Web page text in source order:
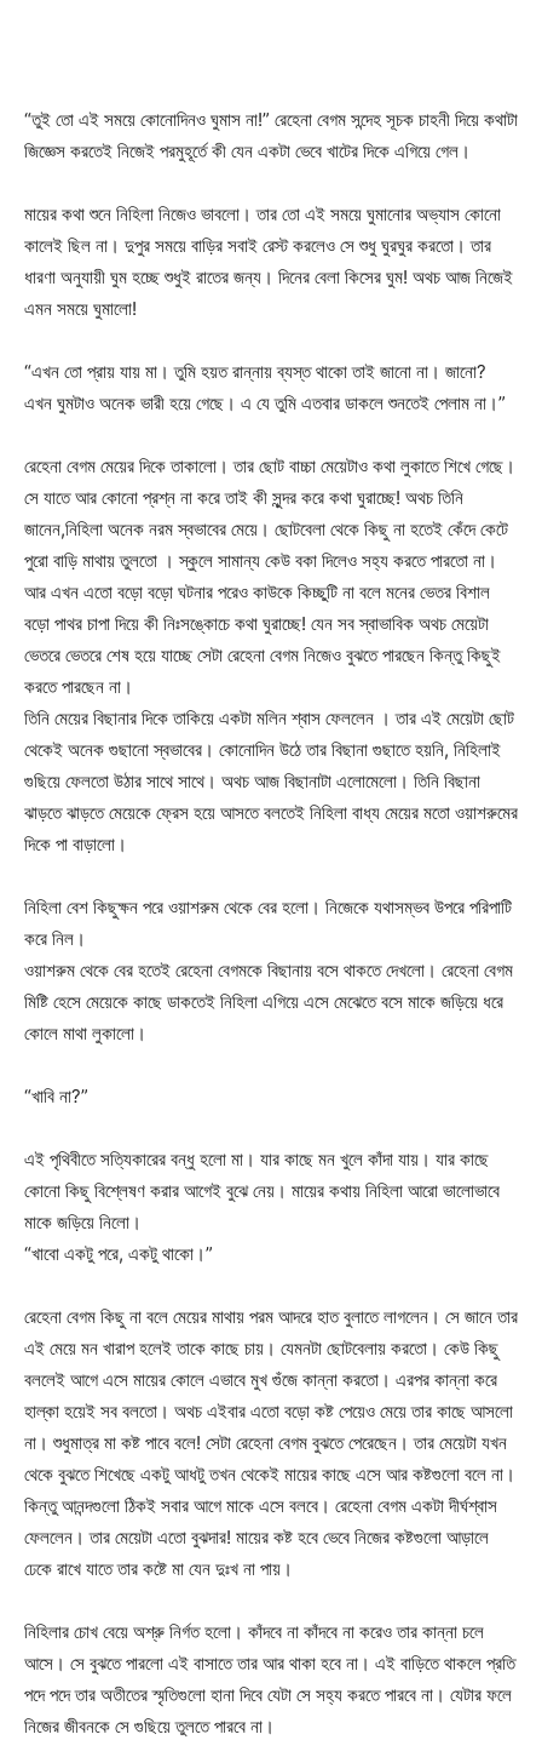
“তুই তো এই সময়ে কোনোদিনও ঘুমাস না!” রেহেনা বেগম সন্দেহ সূচক চাহনী দিয়ে কথাটা
জিজ্ঞেস করতেই নিজেই পরমুহূর্তে কী যেন একটা ভেবে খাটের দিকে এগিয়ে গেল।
মায়ের কথা শুনে নিহিলা নিজেও ভাবলো। তার তো এই সময়ে ঘুমানোর অভ্যাস কোনো
কালেই ছিল না। দুপুর সময়ে বাড়ির সবাই রেস্ট করলেও সে শুধু ঘুরঘুর করতো। তার
ধারণা অনুযায়ী ঘুম হচ্ছে শুধুই রাতের জন্য। দিনের বেলা কিসের ঘুম! অথচ আজ নিজেই
এমন সময়ে ঘুমালো!
“এখন তো প্রায় যায় মা। তুমি হয়ত রান্নায় ব্যস্ত থাকো তাই জানো না। জানো?
এখন ঘুমটাও অনেক ভারী হয়ে গেছে। এ যে তুমি এতবার ডাকলে শুনতেই পেলাম না।”
রেহেনা বেগম মেয়ের দিকে তাকালো। তার ছোট বাচ্চা মেয়েটাও কথা লুকাতে শিখে গেছে।
সে যাতে আর কোনো প্রশ্ন না করে তাই কী সুন্দর করে কথা ঘুরাচ্ছে! অথচ তিনি
জানেন,নিহিলা অনেক নরম স্বভাবের মেয়ে। ছোটবেলা থেকে কিছু না হতেই কেঁদে কেটে
পুরো বাড়ি মাথায় তুলতো । স্কুলে সামান্য কেউ বকা দিলেও সহ্য করতে পারতো না।
আর এখন এতো বড়ো বড়ো ঘটনার পরেও কাউকে কিচ্ছুটি না বলে মনের ভেতর বিশাল
বড়ো পাথর চাপা দিয়ে কী নিঃসঙ্কোচে কথা ঘুরাচ্ছে! যেন সব স্বাভাবিক অথচ মেয়েটা
ভেতরে ভেতরে শেষ হয়ে যাচ্ছে সেটা রেহেনা বেগম নিজেও বুঝতে পারছেন কিন্তু কিছুই
করতে পারছেন না।
তিনি মেয়ের বিছানার দিকে তাকিয়ে একটা মলিন শ্বাস ফেললেন । তার এই মেয়েটা ছোট
থেকেই অনেক গুছানো স্বভাবের। কোনোদিন উঠে তার বিছানা গুছাতে হয়নি, নিহিলাই
গুছিয়ে ফেলতো উঠার সাথে সাথে। অথচ আজ বিছানাটা এলোমেলো। তিনি বিছানা
ঝাড়তে ঝাড়তে মেয়েকে ফ্রেস হয়ে আসতে বলতেই নিহিলা বাধ্য মেয়ের মতো ওয়াশরুমের
দিকে পা বাড়ালো।
নিহিলা বেশ কিছুক্ষন পরে ওয়াশরুম থেকে বের হলো। নিজেকে যথাসম্ভব উপরে পরিপাটি
করে নিল।
ওয়াশরুম থেকে বের হতেই রেহেনা বেগমকে বিছানায় বসে থাকতে দেখলো। রেহেনা বেগম
মিষ্টি হেসে মেয়েকে কাছে ডাকতেই নিহিলা এগিয়ে এসে মেঝেতে বসে মাকে জড়িয়ে ধরে
কোলে মাথা লুকালো।
“খাবি না?”
এই পৃথিবীতে সত্যিকারের বন্ধু হলো মা। যার কাছে মন খুলে কাঁদা যায়। যার কাছে
কোনো কিছু বিশ্লেষণ করার আগেই বুঝে নেয়। মায়ের কথায় নিহিলা আরো ভালোভাবে
মাকে জড়িয়ে নিলো।
“খাবো একটু পরে, একটু থাকো।”
রেহেনা বেগম কিছু না বলে মেয়ের মাথায় পরম আদরে হাত বুলাতে লাগলেন। সে জানে তার
এই মেয়ে মন খারাপ হলেই তাকে কাছে চায়। যেমনটা ছোটবেলায় করতো। কেউ কিছু
বললেই আগে এসে মায়ের কোলে এভাবে মুখ গুঁজে কান্না করতো। এরপর কান্না করে
হাল্কা হয়েই সব বলতো। অথচ এইবার এতো বড়ো কষ্ট পেয়েও মেয়ে তার কাছে আসলো
না। শুধুমাত্র মা কষ্ট পাবে বলে! সেটা রেহেনা বেগম বুঝতে পেরেছেন। তার মেয়েটা যখন
থেকে বুঝতে শিখেছে একটু আধটু তখন থেকেই মায়ের কাছে এসে আর কষ্টগুলো বলে না।
কিন্তু আনন্দগুলো ঠিকই সবার আগে মাকে এসে বলবে। রেহেনা বেগম একটা দীর্ঘশ্বাস
ফেললেন। তার মেয়েটা এতো বুঝদার! মায়ের কষ্ট হবে ভেবে নিজের কষ্টগুলো আড়ালে
ঢেকে রাখে যাতে তার কষ্টে মা যেন দুঃখ না পায়।
নিহিলার চোখ বেয়ে অশ্রু নির্গত হলো। কাঁদবে না কাঁদবে না করেও তার কান্না চলে
আসে। সে বুঝতে পারলো এই বাসাতে তার আর থাকা হবে না। এই বাড়িতে থাকলে প্রতি
পদে পদে তার অতীতের স্মৃতিগুলো হানা দিবে যেটা সে সহ্য করতে পারবে না। যেটার ফলে
নিজের জীবনকে সে গুছিয়ে তুলতে পারবে না।